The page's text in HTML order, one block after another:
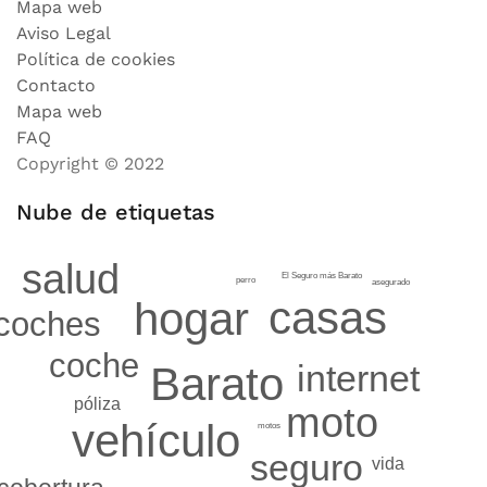
Mapa web
Aviso Legal
Política de cookies
Contacto
Mapa web
FAQ
Copyright © 2022
Nube de etiquetas
Barato
casas
hogar
vehículo moto
salud
internet
seguro
coche
póliza
vida
asegurado
El Seguro más Barato
motos
perro